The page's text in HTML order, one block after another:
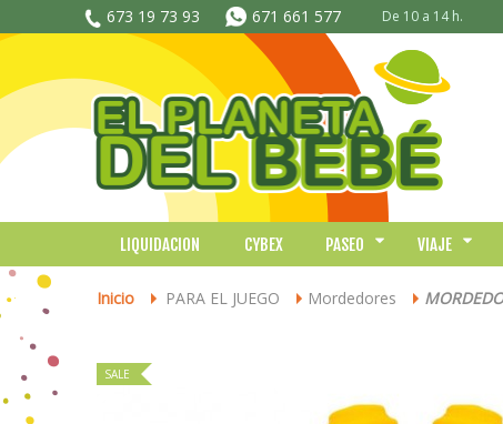
673 19 73 93 671 661 577 De 10 a 14 h.
LIQUIDACION CYBEX PASEO VIAJE
Inicio > PARA EL JUEGO > Mordedores >
SALE